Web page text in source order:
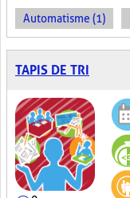
Automatisme (1)
TAPIS DE TRI